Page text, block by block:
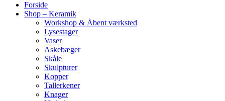
Forside
Shop – Keramik
Workshop & Åbent værksted
Lysestager
Vaser
Askebæger
Skåle
Skulpturer
Kopper
Tallerkener
Knager